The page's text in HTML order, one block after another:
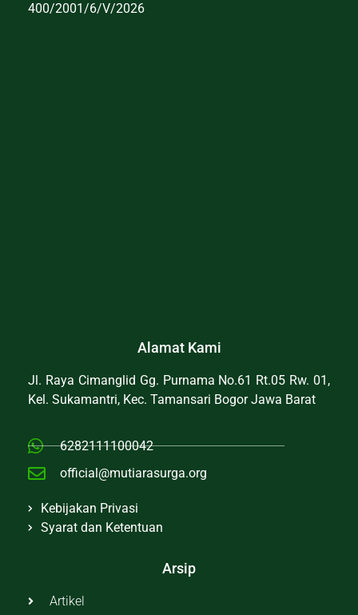
400/2001/6/V/2026
Alamat Kami
Jl. Raya Cimanglid Gg. Purnama No.61 Rt.05 Rw. 01,
Kel. Sukamantri, Kec. Tamansari Bogor Jawa Barat
6282111100042
official@mutiarasurga.org
Kebijakan Privasi
Syarat dan Ketentuan
Arsip
Artikel